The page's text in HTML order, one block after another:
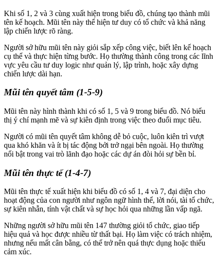
Khi số 1, 2 và 3 cùng xuất hiện trong biểu đồ, chúng tạo thành mũi
tên kế hoạch. Mũi tên này thể hiện tư duy có tổ chức và khả năng
lập chiến lược rõ ràng.
Người sở hữu mũi tên này giỏi sắp xếp công việc, biết lên kế hoạch
cụ thể và thực hiện từng bước. Họ thường thành công trong các lĩnh
vực yêu cầu tư duy logic như quản lý, lập trình, hoặc xây dựng
chiến lược dài hạn.
Mũi tên quyết tâm (1-5-9)
Mũi tên này hình thành khi có số 1, 5 và 9 trong biểu đồ. Nó biểu
thị ý chí mạnh mẽ và sự kiên định trong việc theo đuổi mục tiêu.
Người có mũi tên quyết tâm không dễ bỏ cuộc, luôn kiên trì vượt
qua khó khăn và ít bị tác động bởi trở ngại bên ngoài. Họ thường
nổi bật trong vai trò lãnh đạo hoặc các dự án đòi hỏi sự bền bỉ.
Mũi tên thực tế (1-4-7)
Mũi tên thực tế xuất hiện khi biểu đồ có số 1, 4 và 7, đại diện cho
hoạt động của con người như ngôn ngữ hình thể, lời nói, tài tổ chức,
sự kiên nhẫn, tính vật chất và sự học hỏi qua những lần vấp ngã.
Những người sở hữu mũi tên 147 thường giỏi tổ chức, giao tiếp
hiệu quả và học được nhiều từ thất bại. Họ làm việc có trách nhiệm,
nhưng nếu mất cân bằng, có thể trở nên quá thực dụng hoặc thiếu
cảm xúc.